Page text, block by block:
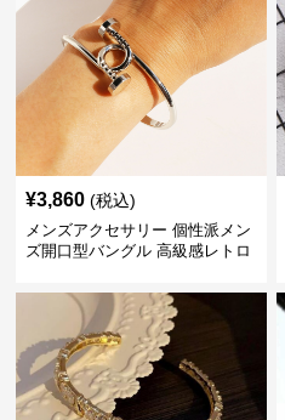
¥3,860 (税込)
メンズアクセサリー 個性派メン
ズ開口型バングル 高級感レトロ